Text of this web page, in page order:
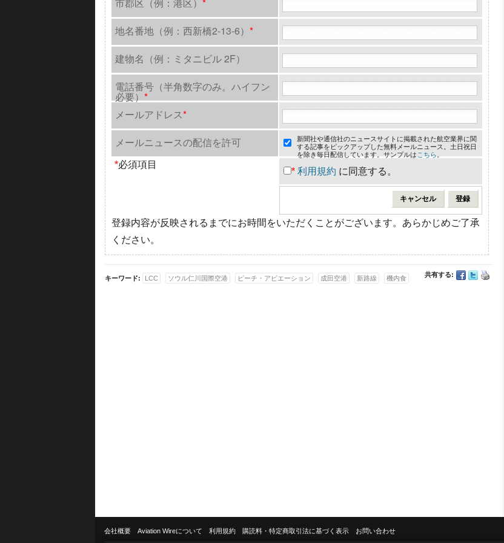
地名番地（例：西新橋2-13-6） *
建物名（例：ミタニビル 2F）
電話番号（半角数字のみ。ハイフン
必要） *
メールアドレス*
メールニュースの配信を許可
* 利用規約 に同意する。
*必須項目
新聞社や通信社のニュースサイトに掲載された航空業界に関
する記事をピックアップした無料メールニュース。土日祝日
を除き毎日配信しています。サンプルは こちら
登録内容が反映されるまでにお時間をいただくことがございます。あらかじめご了承
ください。
共有する:
キーワード: LCC ソウル仁川国際空港 ピーチ・アビエーション 成田空港 新路線 機内食
会社概要 Aviation Wireについて 利用規約 購読料・特定商取引法に基づく表示 お問い合わせ